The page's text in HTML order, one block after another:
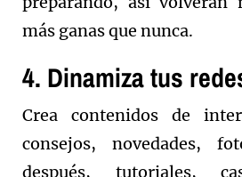
más ganas que nunca.
4. Dinamiza tus
Crea contenidos de
consejos, novedades,
después, tutoriales,